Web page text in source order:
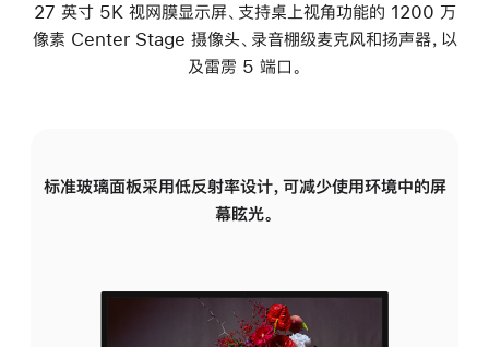
27 英寸 5K 视网膜显示屏、支持桌上视角功能的 1200 万
像素 Center Stage 摄像头、录音棚级麦克风和扬声器，以
及雷雳 5 端口。
标准玻璃面板采用低反射率设计，可减少使用环境中的屏
幕眩光。